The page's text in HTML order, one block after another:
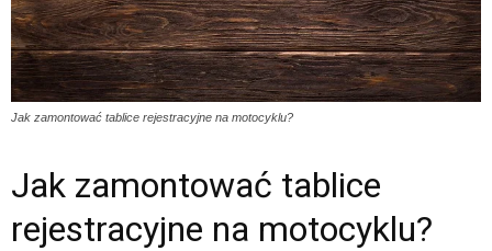
Jak zamontować tablice rejestracyjne na motocyklu?
Jak zamontować tablice
rejestracyjne na motocyklu?